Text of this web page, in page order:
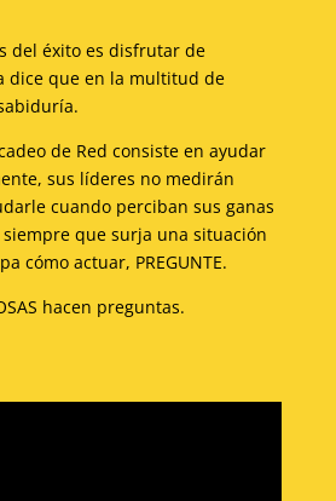
del éxito es disfrutar de
dice que en la multitud de
de Red consiste en ayudar
sus líderes no medirán
cuando perciban sus ganas
siempre que surja una situación
cómo actuar, PREGUNTE.
hacen preguntas.